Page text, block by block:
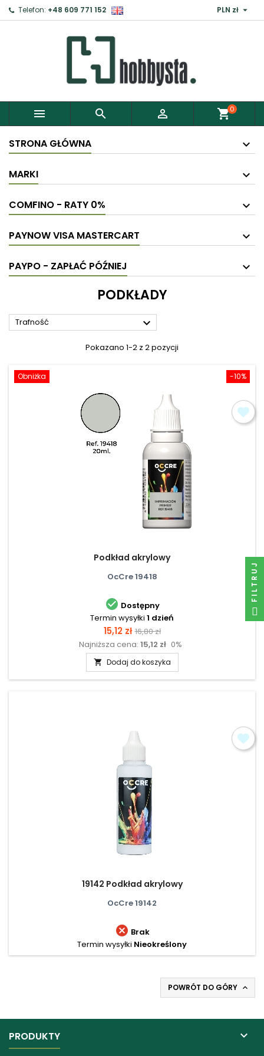
Telefon: +48 609 771 152 PLN zł 
   shopping_cart0
STRONA GŁÓWNA
MARKI
COMFINO - RATY 0%
PAYNOW VISA MASTERCART
PAYPO - ZAPŁAĆ PÓŹNIEJ
PODKŁADY
Trafność 
Pokazano 1-2 z 2 pozycji
-10%
Obniżka
Podkład akrylowy
OcCre 19418
 Dostępny
Termin wysyłki 1 dzień
Cena
15,12 zł Cena
podstawowa
16,80 zł
Najniższa cena: 15,12 zł 0%
 Dodaj do koszyka
19142 Podkład akrylowy
OcCre 19142
 Brak
Termin wysyłki Nieokreślony
POWRÓT DO GÓRY 
PRODUKTY 
Zaloguj ×
Aby zapisać produkty do Schowka, musisz się
Anuluj Zaloguj
FILTRUJ